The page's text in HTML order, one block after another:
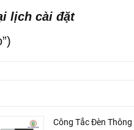
lịch cài đặt
Công Tắc Đèn Thông